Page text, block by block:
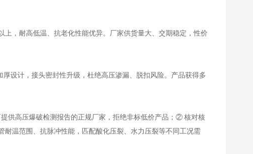
，耐高低温、抗老化性能优异。厂家供货量大、交期稳定，性价
设计，接头密封性升级，杜绝高压渗漏、脱扣风险。产品获得多
供高压爆破检测报告的正规厂家，拒绝非标低价产品；② 核对核
温范围、抗脉冲性能，匹配酸化压裂、水力压裂等不同工况需